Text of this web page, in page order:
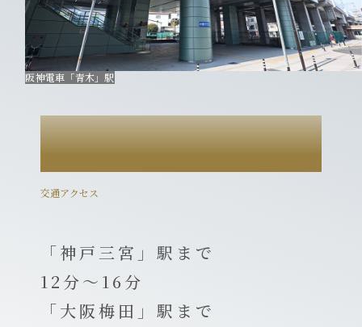
阪神電車「青木」駅
ACCESS
交通アクセス
「神戸三宮」駅まで
12分～16分
「大阪梅田」駅まで